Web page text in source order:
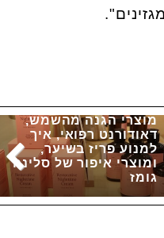
מוצרי הגנה מהשמש,
דאודורנט רפואי, איך
למנוע פריז בשיער,
ומוצרי איפור של סלינה
גומז